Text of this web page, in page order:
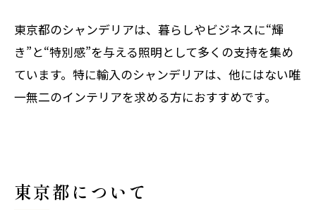
東京都のシャンデリアは、暮らしやビジネスに“輝
き”と“特別感”を与える照明として多くの支持を集め
ています。特に輸入のシャンデリアは、他にはない唯
一無二のインテリアを求める方におすすめです。
東京都について